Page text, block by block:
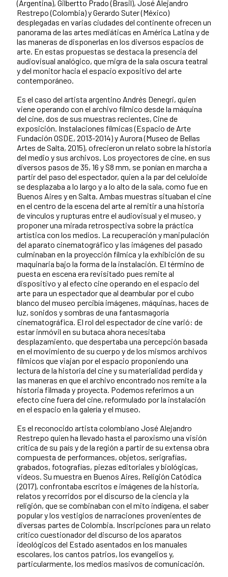
(Argentina), Gilbertto Prado (Brasil), José Alejandro
Restrepo (Colombia) y Gerardo Suter (México)
desplegadas en varias ciudades del continente ofrecen un
panorama de las artes mediáticas en América Latina y de
las maneras de disponerlas en los diversos espacios de
arte. En estas propuestas se destaca la presencia del
audiovisual analógico, que migra de la sala oscura teatral
y del monitor hacia el espacio expositivo del arte
contemporáneo.
Es el caso del artista argentino Andrés Denegri, quien
viene operando con el archivo fílmico desde la máquina
del cine, dos de sus muestras recientes, Cine de
exposición. Instalaciones fílmicas (Espacio de Arte
Fundación OSDE, 2013-2014) y Aurora (Museo de Bellas
Artes de Salta, 2015), ofrecieron un relato sobre la historia
del medio y sus archivos. Los proyectores de cine, en sus
diversos pasos de 35, 16 y S8 mm, se ponían en marcha a
partir del paso del espectador, quien a la par del celuloide
se desplazaba a lo largo y a lo alto de la sala, como fue en
Buenos Aires y en Salta. Ambas muestras situaban el cine
en el centro de la escena del arte al remitir a una historia
de vínculos y rupturas entre el audiovisual y el museo, y
proponer una mirada retrospectiva sobre la práctica
artística con los medios. La recuperación y manipulación
del aparato cinematográfico y las imágenes del pasado
culminaban en la proyección fílmica y la exhibición de su
maquinaria bajo la forma de la instalación. El término de
puesta en escena era revisitado pues remite al
dispositivo y al efecto cine operando en el espacio del
arte para un espectador que al deambular por el cubo
blanco del museo percibía imágenes, máquinas, haces de
luz, sonidos y sombras de una fantasmagoría
cinematográfica. El rol del espectador de cine varió: de
estar inmóvil en su butaca ahora necesitaba
desplazamiento, que despertaba una percepción basada
en el movimiento de su cuerpo y de los mismos archivos
fílmicos que viajan por el espacio proponiendo una
lectura de la historia del cine y su materialidad perdida y
las maneras en que el archivo encontrado nos remite a la
historia filmada y proyecta. Podemos referirnos a un
efecto cine fuera del cine, reformulado por la instalación
en el espacio en la galería y el museo.
Es el reconocido artista colombiano José Alejandro
Restrepo quien ha llevado hasta el paroxismo una visión
crítica de su país y de la región a partir de su extensa obra
compuesta de performances, objetos, serigrafías,
grabados, fotografías, piezas editoriales y biológicas,
videos. Su muestra en Buenos Aires, Religión Catódica
(2017), confrontaba escritos e imágenes de la historia,
relatos y recorridos por el discurso de la ciencia y la
religión, que se combinaban con el mito indígena, el saber
popular y los vestigios de narraciones provenientes de
diversas partes de Colombia. Inscripciones para un relato
crítico cuestionador del discurso de los aparatos
ideológicos del Estado asentados en los manuales
escolares, los cantos patrios, los evangelios y,
particularmente, los medios masivos de comunicación.